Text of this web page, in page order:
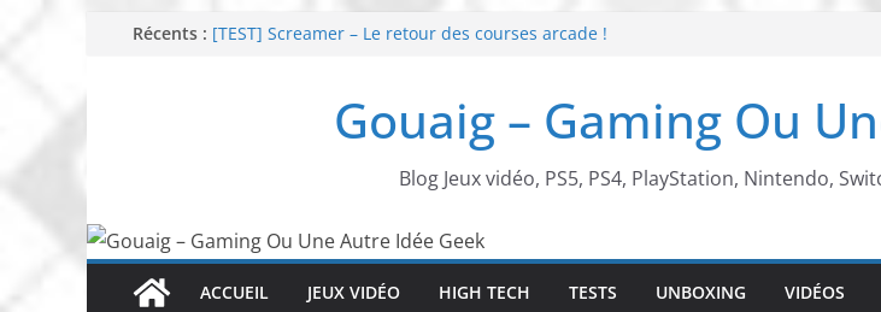
Passer
contenu
Récents : [TEST] Screamer – Le retour des courses arcade !
SNK NEOGEO AES+ : un succès dingue !
NEOGEO AES+ : La légende de l’arcade est de retour !
Gouaig – Gaming Ou
Blog Jeux vidéo, PS5, PS4, PlayStation, Nintendo,
ACCUEIL JEUX VIDÉO HIGH TECH TESTS UNBOXING VIDÉOS